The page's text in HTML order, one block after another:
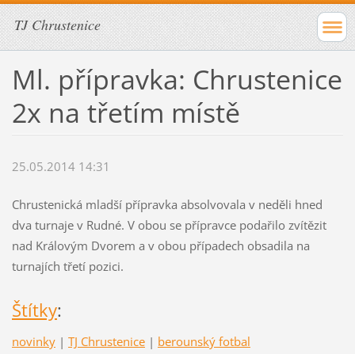
TJ Chrustenice
Ml. přípravka: Chrustenice
2x na třetím místě
25.05.2014 14:31
Chrustenická mladší přípravka absolvovala v neděli hned
dva turnaje v Rudné. V obou se přípravce podařilo zvítězit
nad Královým Dvorem a v obou případech obsadila na
turnajích třetí pozici.
Štítky:
novinky | TJ Chrustenice | berounský fotbal